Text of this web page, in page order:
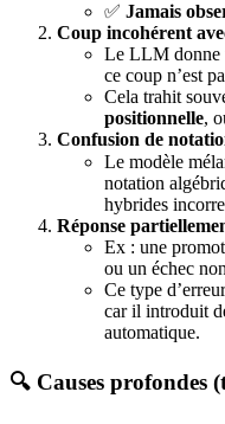
✅ Jamais
Coup incohérent
Le LLM donne
ce coup n’est
Cela trahit
positionnelle,
Confusion de
Le modèle
notation
hybrides
Réponse
Ex : une
ou un échec
Ce type
car il introduit
automatique.
🔍 Causes profondes